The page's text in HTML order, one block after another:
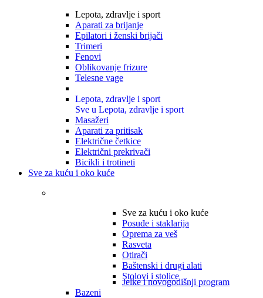
Lepota, zdravlje i sport
Aparati za brijanje
Epilatori i ženski brijači
Trimeri
Fenovi
Oblikovanje frizure
Telesne vage
Lepota, zdravlje i sport
Sve u Lepota, zdravlje i sport
Masažeri
Aparati za pritisak
Električne četkice
Električni prekrivači
Bicikli i trotineti
Sve za kuću i oko kuće
Sve za kuću i oko kuće
Posuđe i staklarija
Oprema za veš
Rasveta
Otirači
Baštenski i drugi alati
Stolovi i stolice
Jelke i novogodišnji program
Bazeni